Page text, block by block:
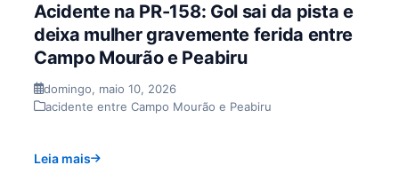
Acidente na PR-158: Gol sai da pista e
deixa mulher gravemente ferida entre
Campo Mourão e Peabiru
domingo, maio 10, 2026
acidente entre Campo Mourão e Peabiru
Leia mais